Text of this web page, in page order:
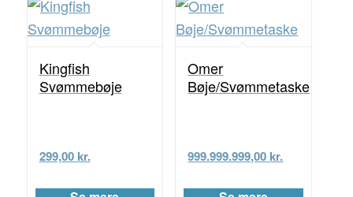
Kingfish
Svømmebøje
299,00 kr.
Omer
Bøje/Svømmetaske
999.999.999,00 kr.